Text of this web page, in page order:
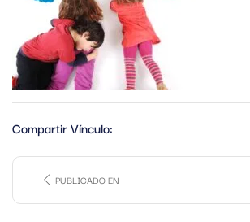
Compartir Vínculo:
PUBLICADO EN